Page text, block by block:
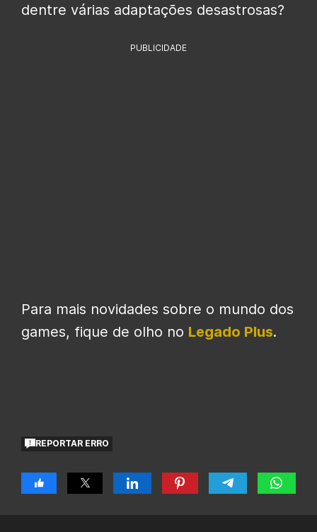
dentre várias adaptações desastrosas?
PUBLICIDADE
Para mais novidades sobre o mundo dos
games, fique de olho no Legado Plus.
REPORTAR ERRO